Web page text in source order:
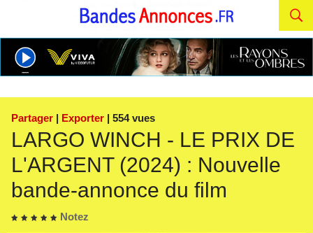
Partager | Exporter | 554 vues
LARGO WINCH - LE PRIX DE
L'ARGENT (2024) : Nouvelle
bande-annonce du film
Notez